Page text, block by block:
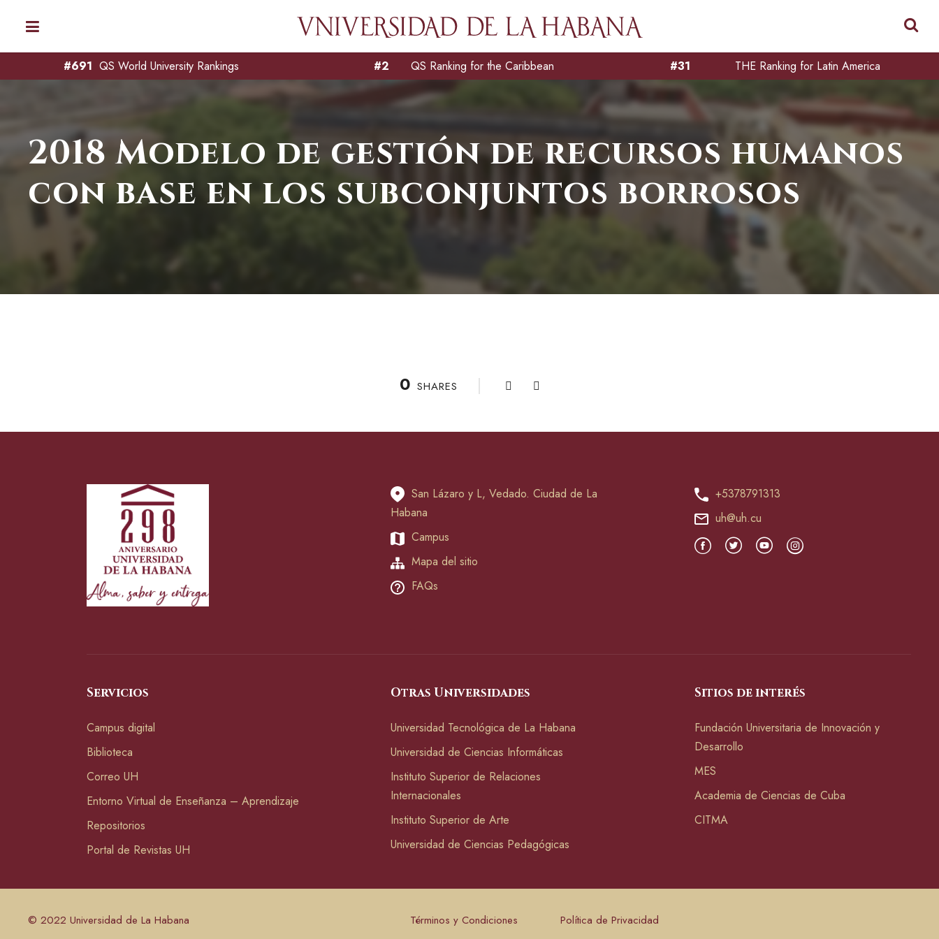
QS World University Rankings QS Ranking for the Caribbean THE Ranking for Latin America
#691 #2 #31
2018 Modelo de gestión de recursos humanos
con base en los subconjuntos borrosos
0 SHARES
San Lázaro y L, Vedado. Ciudad de La
Habana
Campus
Mapa del sitio
FAQs
+5378791313
uh@uh.cu
Servicios
Campus digital
Biblioteca
Correo UH
Entorno Virtual de Enseñanza – Aprendizaje
Repositorios
Portal de Revistas UH
Otras Universidades
Universidad Tecnológica de La Habana
Universidad de Ciencias Informáticas
Instituto Superior de Relaciones
Internacionales
Instituto Superior de Arte
Universidad de Ciencias Pedagógicas
Sitios de interés
Fundación Universitaria de Innovación y
Desarrollo
MES
Academia de Ciencias de Cuba
CITMA
© 2022 Universidad de La Habana Términos y Condiciones Política de Privacidad